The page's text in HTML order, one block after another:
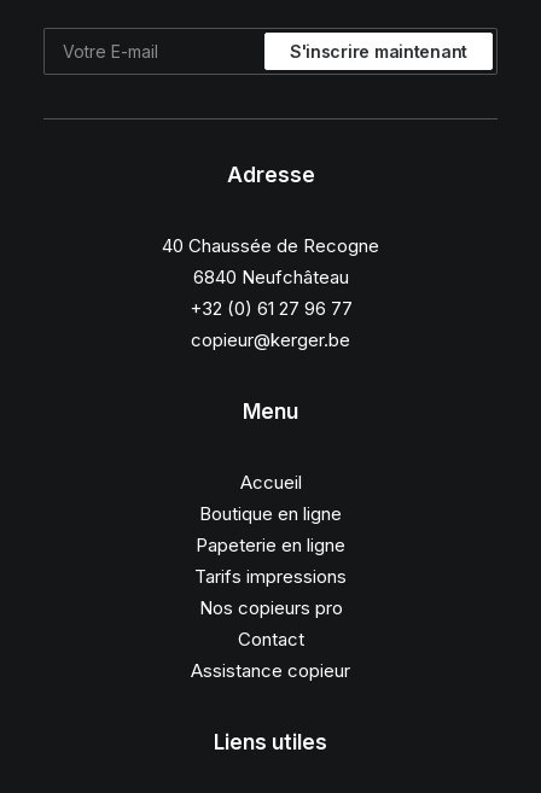
Adresse
40 Chaussée de Recogne
6840 Neufchâteau
+32 (0) 61 27 96 77
copieur@kerger.be
Menu
Accueil
Boutique en ligne
Papeterie en ligne
Tarifs impressions
Nos copieurs pro
Contact
Assistance copieur
Liens utiles